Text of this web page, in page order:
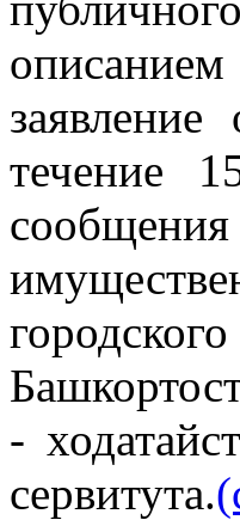
течение
-
сервитута.